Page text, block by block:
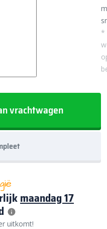
*
vrachtwagen
maandag 17
uitkomt!